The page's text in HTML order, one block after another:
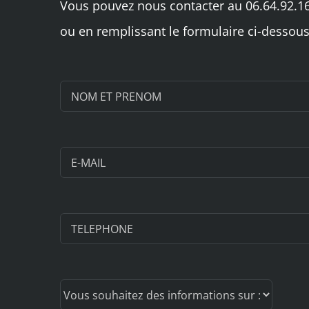
Vous pouvez nous contacter au
ou en remplissant le formulaire ci-